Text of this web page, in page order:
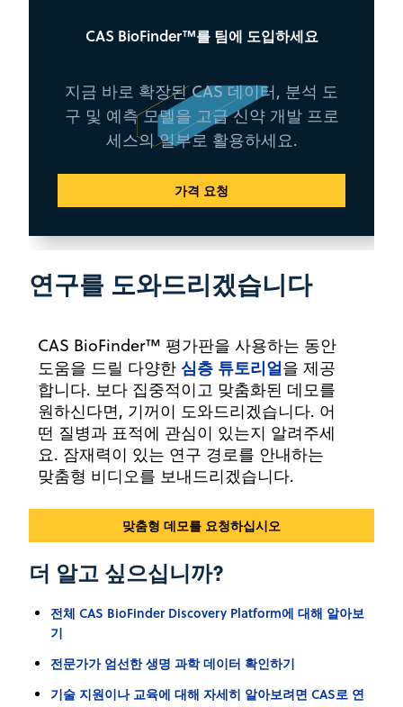
CAS BioFinder™를 팀에 도입하세요
지금 바로 확장된 CAS 데이터, 분석 도
구 및 예측 모델을 고급 신약 개발 프로
세스의 일부로 활용하세요.
가격 요청
연구를 도와드리겠습니다
CAS BioFinder™ 평가판을 사용하는 동안
도움을 드릴 다양한 심층 튜토리얼을 제공
합니다. 보다 집중적이고 맞춤화된 데모를
원하신다면, 기꺼이 도와드리겠습니다. 어
떤 질병과 표적에 관심이 있는지 알려주세
요. 잠재력이 있는 연구 경로를 안내하는
맞춤형 비디오를 보내드리겠습니다.
맞춤형 데모를 요청하십시오
더 알고 싶으십니까?
전체 CAS BioFinder Discovery Platform에 대해 알아보
기
전문가가 엄선한 생명 과학 데이터 확인하기
기술 지원이나 교육에 대해 자세히 알아보려면 CAS로 연